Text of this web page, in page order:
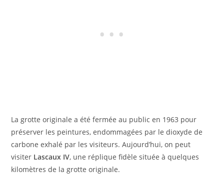
La grotte originale a été fermée au public en 1963 pour
préserver les peintures, endommagées par le dioxyde de
carbone exhalé par les visiteurs. Aujourd’hui, on peut
visiter Lascaux IV, une réplique fidèle située à quelques
kilomètres de la grotte originale.